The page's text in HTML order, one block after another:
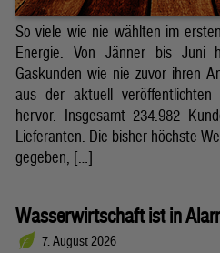
So viele wie nie wählten im
Energie. Von Jänner bis Juni
Gaskunden wie nie zuvor ihren
aus der aktuell veröffentlichten
hervor. Insgesamt 234.982
Lieferanten. Die bisher höchste
gegeben, […]
Wasserwirtschaft ist in
7. August 2026